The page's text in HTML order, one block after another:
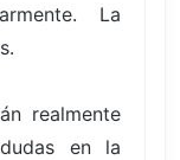
La
realmente
en la